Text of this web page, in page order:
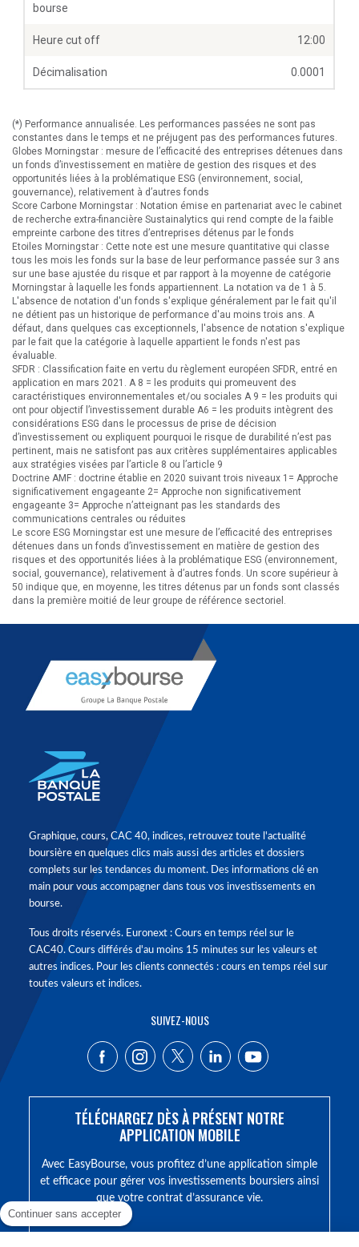
bourse
Heure cut off 12:00
Décimalisation 0.0001
(*) Performance annualisée. Les performances passées ne sont pas
constantes dans le temps et ne préjugent pas des performances futures.
Globes Morningstar : mesure de l’efficacité des entreprises détenues dans
un fonds d’investissement en matière de gestion des risques et des
opportunités liées à la problématique ESG (environnement, social,
gouvernance), relativement à d’autres fonds
Score Carbone Morningstar : Notation émise en partenariat avec le cabinet
de recherche extra-financière Sustainalytics qui rend compte de la faible
empreinte carbone des titres d’entreprises détenus par le fonds
Etoiles Morningstar : Cette note est une mesure quantitative qui classe
tous les mois les fonds sur la base de leur performance passée sur 3 ans
sur une base ajustée du risque et par rapport à la moyenne de catégorie
Morningstar à laquelle les fonds appartiennent. La notation va de 1 à 5.
L'absence de notation d'un fonds s'explique généralement par le fait qu'il
ne détient pas un historique de performance d'au moins trois ans. A
défaut, dans quelques cas exceptionnels, l'absence de notation s'explique
par le fait que la catégorie à laquelle appartient le fonds n'est pas
évaluable.
SFDR : Classification faite en vertu du règlement européen SFDR, entré en
application en mars 2021. A 8 = les produits qui promeuvent des
caractéristiques environnementales et/ou sociales A 9 = les produits qui
ont pour objectif l’investissement durable A6 = les produits intègrent des
considérations ESG dans le processus de prise de décision
d’investissement ou expliquent pourquoi le risque de durabilité n’est pas
pertinent, mais ne satisfont pas aux critères supplémentaires applicables
aux stratégies visées par l’article 8 ou l’article 9
Doctrine AMF : doctrine établie en 2020 suivant trois niveaux 1= Approche
significativement engageante 2= Approche non significativement
engageante 3= Approche n’atteignant pas les standards des
communications centrales ou réduites
Le score ESG Morningstar est une mesure de l’efficacité des entreprises
détenues dans un fonds d’investissement en matière de gestion des
risques et des opportunités liées à la problématique ESG (environnement,
social, gouvernance), relativement à d’autres fonds. Un score supérieur à
50 indique que, en moyenne, les titres détenus par un fonds sont classés
dans la première moitié de leur groupe de référence sectoriel.
Graphique, cours, CAC 40, indices, retrouvez toute l'actualité
boursière en quelques clics mais aussi des articles et dossiers
complets sur les tendances du moment. Des informations clé en
main pour vous accompagner dans tous vos investissements en
bourse.
Tous droits réservés. Euronext : Cours en temps réel sur le
CAC40. Cours différés d'au moins 15 minutes sur les valeurs et
autres indices. Pour les clients connectés : cours en temps réel sur
toutes valeurs et indices.
SUIVEZ-NOUS
TÉLÉCHARGEZ DÈS À PRÉSENT NOTRE
APPLICATION MOBILE
Avec EasyBourse, vous profitez d’une application simple
et efficace pour gérer vos investissements boursiers ainsi
que votre contrat d’assurance vie.
Continuer sans accepter